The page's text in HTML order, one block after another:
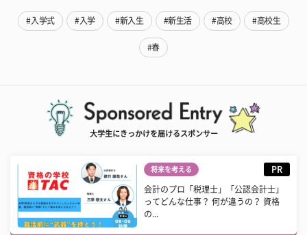
#入学式 #入学 #新入生 #新生活 #高校 #高校生
#春
大学生にきっかけを届けるスポンサー
将来を考える PR
会計のプロ「税理士」「公認会計士」
ってどんな仕事？ 何が違うの？ 資格
の...